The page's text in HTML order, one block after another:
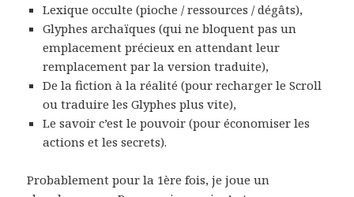
Lexique occulte (pioche / ressources / dégâts),
Glyphes archaïques (qui ne bloquent pas un
emplacement précieux en attendant leur
remplacement par la version traduite),
De la fiction à la réalité (pour recharger le Scroll
ou traduire les Glyphes plus vite),
Le savoir c’est le pouvoir (pour économiser les
actions et les secrets).
Probablement pour la 1ère fois, je joue un